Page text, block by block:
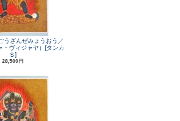
うざんぜみょうおう／
・ヴィジャヤ）[タンカ
Ｓ]
28,500円